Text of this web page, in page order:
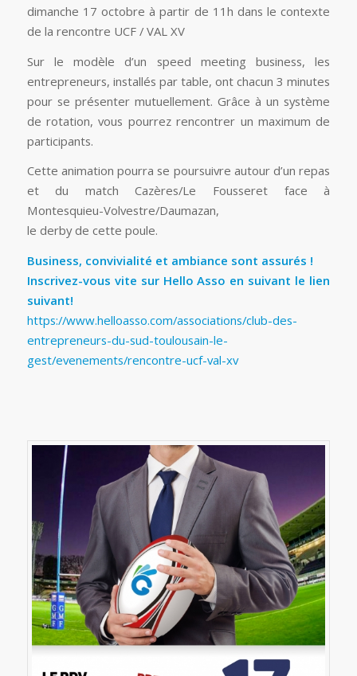
dimanche 17 octobre à partir de 11h dans le contexte
de la rencontre UCF / VAL XV
Sur le modèle d’un speed meeting business, les
entrepreneurs, installés par table, ont chacun 3 minutes
pour se présenter mutuellement. Grâce à un système
de rotation, vous pourrez rencontrer un maximum de
participants.
Cette animation pourra se poursuivre autour d’un repas
et du match Cazères/Le Fousseret face à
Montesquieu-Volvestre/Daumazan,
le derby de cette poule.
Business, convivialité et ambiance sont assurés !
Inscrivez-vous vite sur Hello Asso en suivant le lien
suivant!
https://www.helloasso.com/associations/club-des-
entrepreneurs-du-sud-toulousain-le-
gest/evenements/rencontre-ucf-val-xv